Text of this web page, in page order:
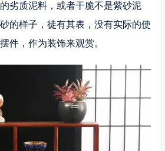
劣质泥料，或者干脆不是紫砂泥
的样子，徒有其表，没有实际的使
件，作为装饰来观赏。